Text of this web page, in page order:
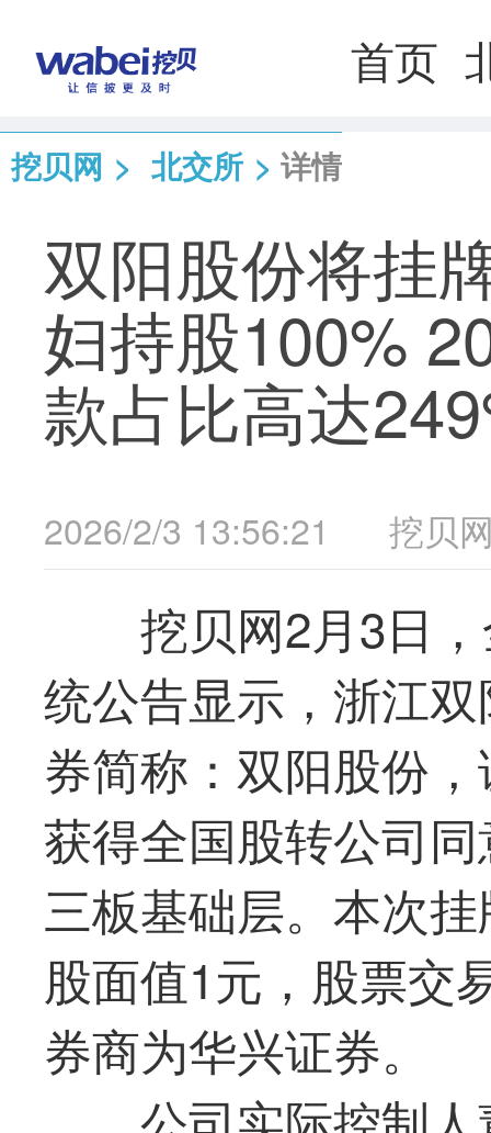
首页
挖贝网 > 北交所 > 详情
双阳股份将挂
妇持股100%
款占比高达
2026/2/3 13:56:21 挖贝
挖贝网2月3日
统公告显示，浙江
券简称：双阳股份
获得全国股转公司
三板基础层。本次
股面值1元，股票交
券商为华兴证券。
公司实际控制